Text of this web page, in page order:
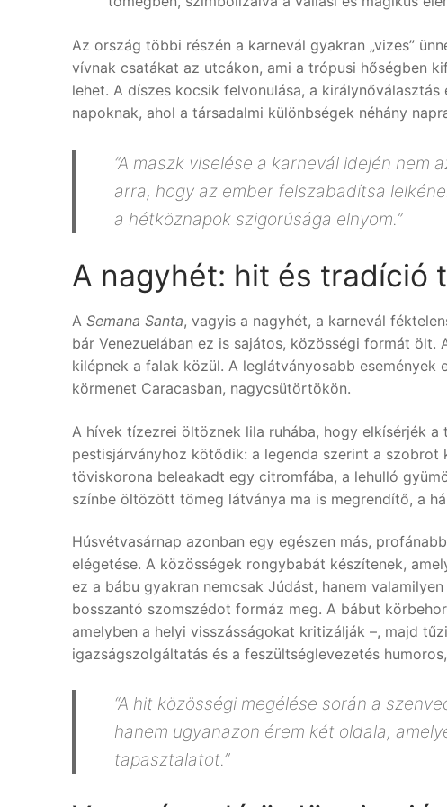
Az ország többi részén a karnevál gyakran „vizes”
vívnak csatákat az utcákon, ami a trópusi hőségben
lehet. A díszes kocsik felvonulása, a
napoknak, ahol a társadalmi különbségek néhány
“A maszk viselése a karnevál idején
arra, hogy az ember felszabadítsa
a hétköznapok szigorúsága elnyom.”
A nagyhét: hit és tradíció
A Semana Santa, vagyis a nagyhét, a karnevál
bár Venezuelában ez is sajátos, közösségi formát
kilépnek a falak közül. A leglátványosabb események
körmenet Caracasban, nagycsütörtökön.
A hívek tízezrei öltöznek lila ruhába, hogy elkísérjék
pestisjárványhoz kötődik: a legenda szerint a
töviskorona beleakadt egy citromfába, a lehulló
színbe öltözött tömeg látványa ma is megrendítő, a
Húsvétvasárnap azonban egy egészen más,
elégetése. A közösségek rongybabát készítenek,
ez a bábu gyakran nemcsak Júdást, hanem
bosszantó szomszédot formáz meg. A bábut
amelyben a helyi visszásságokat kritizálják –, majd
igazságszolgáltatás és a feszültséglevezetés
“A hit közösségi megélése során a
hanem ugyanazon érem két oldala,
tapasztalatot.”